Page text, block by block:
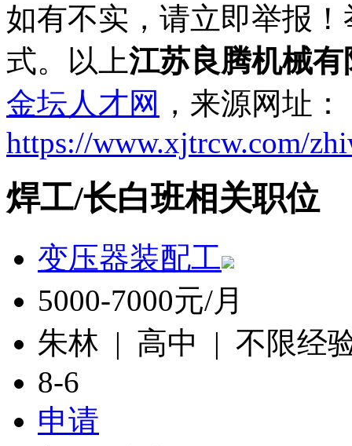
如有不实，请立即举报
式。以上江苏良腾机械
金坛人才网 ，来源网址：
https://www.xjtrcw.com/
焊工/长白班相关职位
变压器装配工
5000-7000元/月
朱林 | 高中 | 不限经
8-6
申请